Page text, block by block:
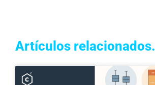
Artículos relacionados.